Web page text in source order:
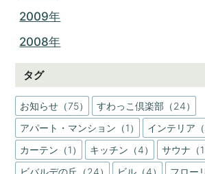
2009年
2008年
タグ
お知らせ（75）
すわっこ倶楽部（24）
アパート・マンション（1）
インテリア（
カーテン（1）
キッチン（4） サウナ（1
ビバルデの丘（24）
ビル（4）
フロー